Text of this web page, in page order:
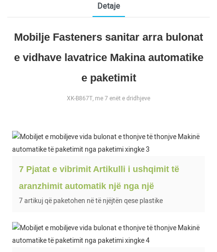
Detaje
Mobilje Fasteners sanitar arra bulonat
e vidhave lavatrice Makina automatike
e paketimit
XK-B867T, me 7 enët e dridhjeve
7 Pjatat e vibrimit Artikulli i ushqimit të
aranzhimit automatik një nga një
7 artikuj që paketohen në të njëjtën qese plastike